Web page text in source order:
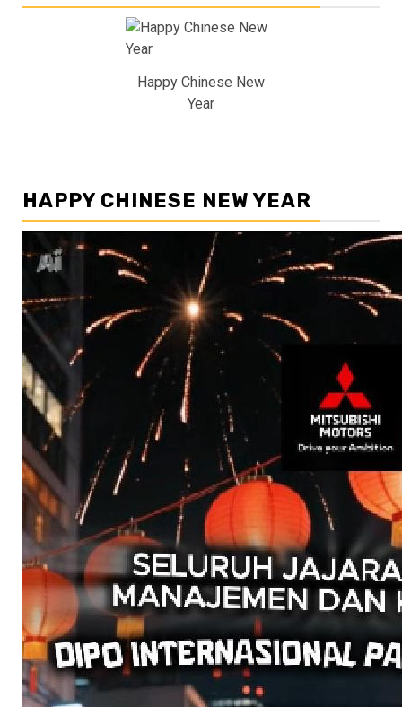
Happy Chinese New
Year
HAPPY CHINESE NEW YEAR